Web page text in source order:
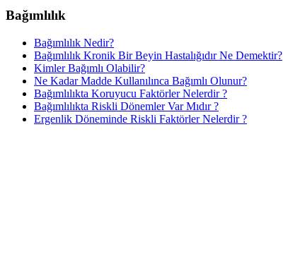
Bağımlılık
Bağımlılık Nedir?
Bağımlılık Kronik Bir Beyin Hastalığıdır Ne Demektir?
Kimler Bağımlı Olabilir?
Ne Kadar Madde Kullanılınca Bağımlı Olunur?
Bağımlılıkta Koruyucu Faktörler Nelerdir ?
Bağımlılıkta Riskli Dönemler Var Mıdır ?
Ergenlik Döneminde Riskli Faktörler Nelerdir ?